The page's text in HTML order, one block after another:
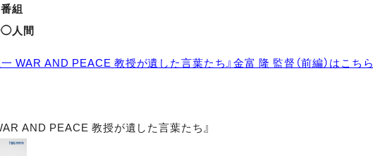
組
人間
一 WAR AND PEACE 教授が遺した言葉たち』金富 隆 監督（前編）はこちら
AND PEACE 教授が遺した言葉たち』